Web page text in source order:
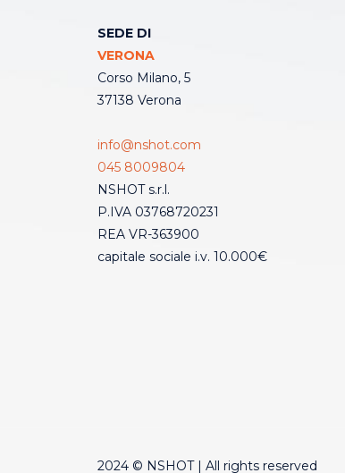
SEDE DI
VERONA
Corso Milano, 5
37138 Verona
info@nshot.com
045 8009804
NSHOT s.r.l.
P.IVA 03768720231
REA VR-363900
capitale sociale i.v. 10.000€
2024 © NSHOT | All rights reserved